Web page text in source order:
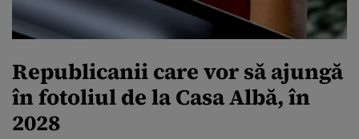
Republicanii care vor să ajungă
în fotoliul de la Casa Albă, în
2028